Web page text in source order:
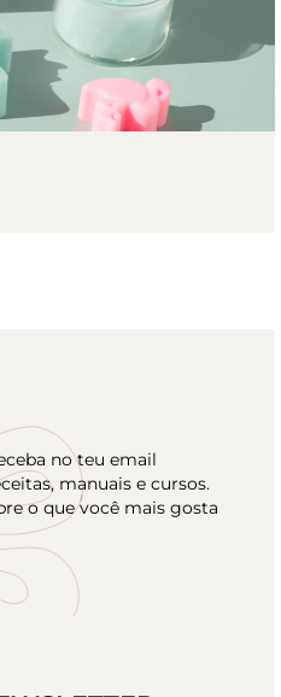
no teu email
manuais e cursos.
o que você mais gosta